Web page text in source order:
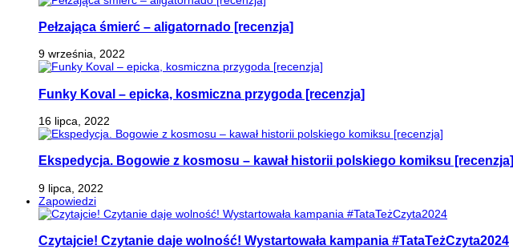
Pełzająca śmierć – aligatornado [recenzja]
9 września, 2022
Funky Koval – epicka, kosmiczna przygoda [recenzja]
16 lipca, 2022
Ekspedycja. Bogowie z kosmosu – kawał historii polskiego komiksu [recenzja]
9 lipca, 2022
Zapowiedzi
Czytajcie! Czytanie daje wolność! Wystartowała kampania #TataTeżCzyta2024